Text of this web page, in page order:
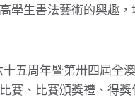
學生書法藝術的興趣
十五周年暨第卅四屆全
賽、比賽頒獎禮、得